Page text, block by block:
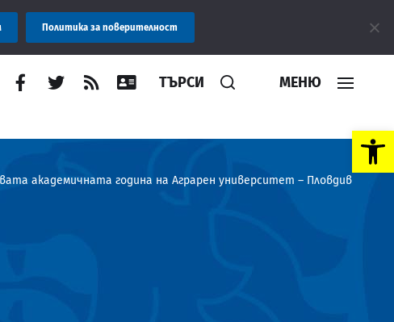
Open toolbar
Областна администрация Пловдив препоръчва заплащането
ТЪРСИ МЕНЮ
академичната година на Аграрен университет – Пловдив
Политика за поверителност